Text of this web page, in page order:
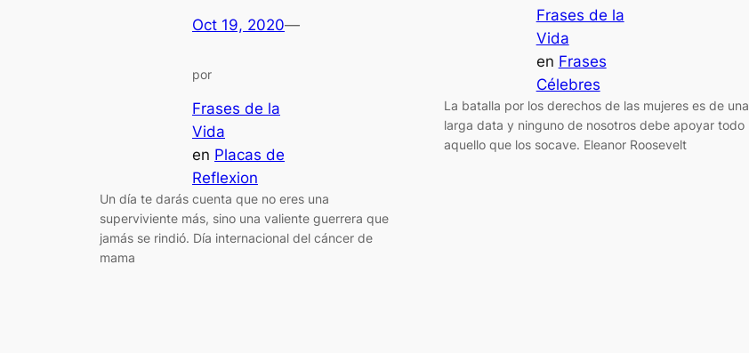
Oct 19, 2020—
por
Frases de la
Vida
en Placas de
Reflexion
Un día te darás cuenta que no eres una
superviviente más, sino una valiente guerrera que
jamás se rindió. Día internacional del cáncer de
mama
Frases de la
Vida
en Frases
Célebres
La batalla por los derechos de las mujeres es de una
larga data y ninguno de nosotros debe apoyar todo
aquello que los socave. Eleanor Roosevelt